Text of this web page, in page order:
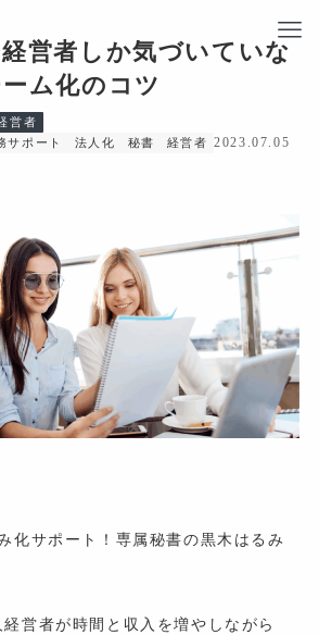
経営者しか気づいていな
ム化のコツ
営者
サポート 法人化 秘書 経営者 2023.07.05
化サポート！専属秘書の黒木はるみ
営者が時間と収入を増やしながら